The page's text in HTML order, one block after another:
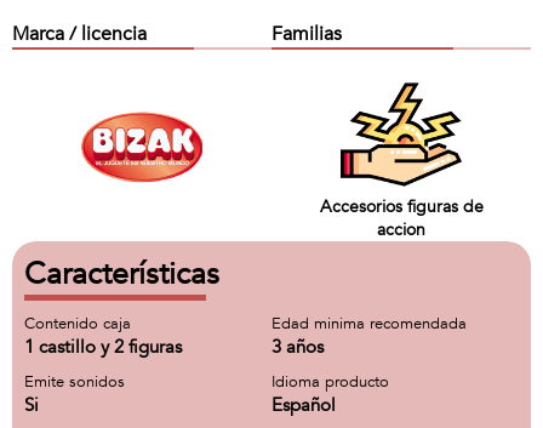
Marca / licencia Familias
Accesorios figuras de
accion
Características
Contenido caja
1 castillo y 2 figuras
Edad minima recomendada
3 años
Emite sonidos
Si
Idioma producto
Español